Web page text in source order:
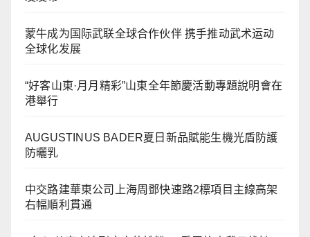
蒙牛成为国际武联全球合作伙伴 携手推动武术运动
全球化发展
“好客山東·月月精彩”山東全年節慶活動專題說明會在
港舉行
AUGUSTINUS BADER夏日新品賦能生機光盾防護
防曬乳
中交路建華東公司上海周鄧快速路2標項目主線高架
右幅順利貫通